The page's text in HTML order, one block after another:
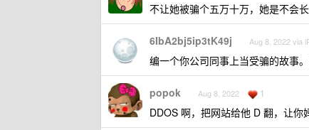
不让她被骗个五万十万，她是不会
6IbA2bj5ip3tK49j Aug 8, 2022 via
编一个你公司同事上当受骗的故事
popok Aug 8, 2022 1
DDOS 啊，把网站给他 D 翻，让